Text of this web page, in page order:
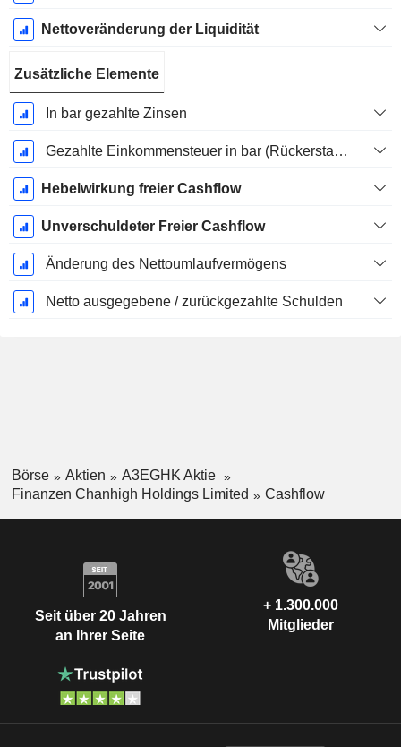
Nettoveränderung der Liquidität
Zusätzliche Elemente
In bar gezahlte Zinsen
Gezahlte Einkommensteuer in bar (Rückerstattung)
Hebelwirkung freier Cashflow
Unverschuldeter Freier Cashflow
Änderung des Nettoumlaufvermögens
Netto ausgegebene / zurückgezahlte Schulden
Börse Aktien
A3EGHK Aktie
Finanzen Chanhigh Holdings Limited
Cashflow
Seit über 20 Jahren
an Ihrer Seite
+ 1.300.000
Mitglieder